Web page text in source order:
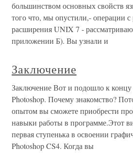
большинством основных свойств
того что, мы опустили,- операции с
расширения UNIX 7 -
приложении Б). Вы узнали и
Заключение
Заключение Вот и подошло к концу
Photoshop. Почему знакомство?
опытом вы сможете приобрести
навыки работы в программе.Этот
первая ступенька в освоении
Photoshop CS4. Когда вы